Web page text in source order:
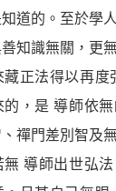
道的。至於學
知識無關，更
正法得以再度
，是 導師依
禪門差別智及
導師出世弘